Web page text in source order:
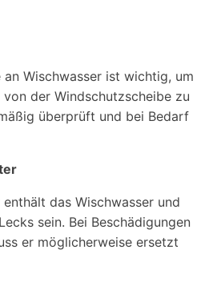
an Wischwasser ist wichtig, um
der Windschutzscheibe zu
überprüft und bei Bedarf
das Wischwasser und
sein. Bei Beschädigungen
er möglicherweise ersetzt